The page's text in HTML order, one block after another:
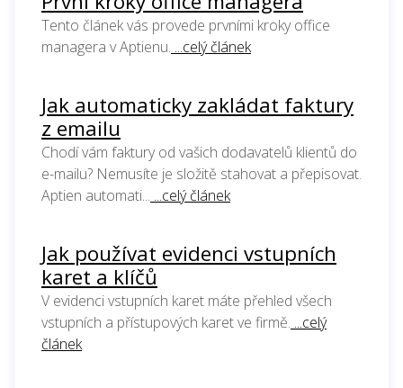
Tento článek vás provede prvními kroky office
managera v Aptienu. ...celý článek
Jak automaticky zakládat faktury
z emailu
Chodí vám faktury od vašich dodavatelů klientů do
e-mailu? Nemusíte je složitě stahovat a přepisovat.
Aptien automati... ...celý článek
Jak používat evidenci vstupních
karet a klíčů
V evidenci vstupních karet máte přehled všech
vstupních a přístupových karet ve firmě. ...celý
článek